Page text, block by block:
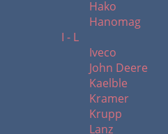
Hako
Hanomag
I - L
Iveco
John Deere
Kaelble
Kramer
Krupp
Lanz